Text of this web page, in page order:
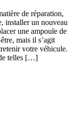
de réparation,
installer un nouveau
une ampoule de
mais il s’agit
votre véhicule.
telles […]